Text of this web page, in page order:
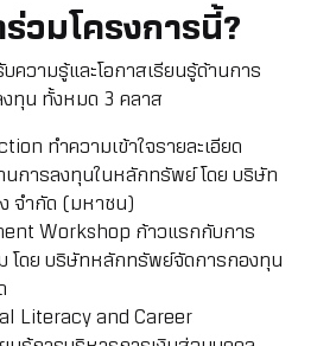
วมโครงการนี้?
ความรู้และโอกาสเรียนรู้ด้านการ
งทุน ทั้งหมด 3 คลาส
ทำความเข้าใจรายละเอียด
นการลงทุนในหลักทรัพย์ โดย บริษัท
จำกัด (มหาชน)
Workshop ก้าวแรกกับการ
โดย บริษัทหลักทรัพย์จัดการกองทุน
Literacy and Career